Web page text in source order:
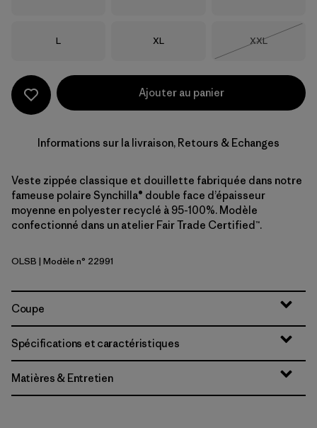
Taille
L Taille
XL Taille
XXL
Ajouter au panier
Informations sur la livraison, Retours & Echanges
Veste zippée classique et douillette fabriquée dans notre
fameuse polaire Synchilla® double face d’épaisseur
moyenne en polyester recyclé à 95-100%. Modèle
confectionné dans un atelier Fair Trade Certified™.
Oatmeal Heather w/Shore Blue
OLSB | Modèle n° 22991
Coupe
Spécifications et caractéristiques
Matières & Entretien